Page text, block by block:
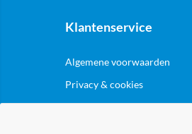
Klantenservice
Algemene voorwaarden
Privacy & cookies
Eerste aanmelding